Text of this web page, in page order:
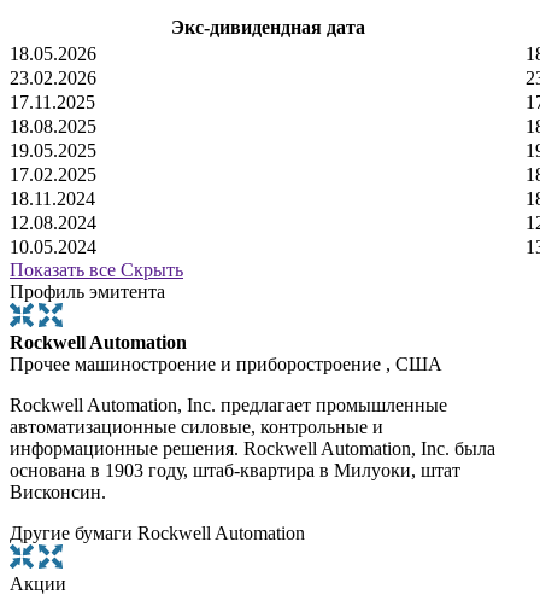
Экс-дивидендная дата
18.05.2026
23.02.2026
17.11.2025
18.08.2025
19.05.2025
17.02.2025
18.11.2024
12.08.2024
10.05.2024
Показать все Скрыть
Профиль эмитента
Rockwell Automation
Прочее машиностроение и приборостроение , США
Rockwell Automation, Inc. предлагает промышленные
автоматизационные силовые, контрольные и
информационные решения. Rockwell Automation, Inc. была
основана в 1903 году, штаб-квартира в Милуоки, штат
Висконсин.
Другие бумаги Rockwell Automation
Акции